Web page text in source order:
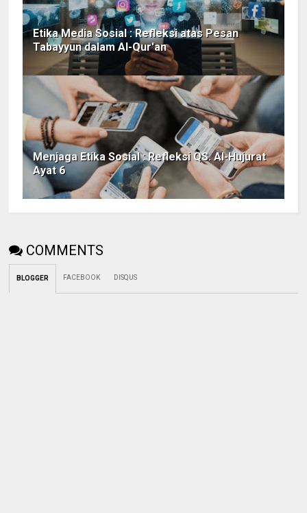
Etika Media Sosial : Refleksi atas Pesan
Tabayyun dalam Al-Qur'an
Menjaga Etika Sosial : Refleksi QS. Al-Hujurat
Ayat 6
COMMENTS
BLOGGER FACEBOOK DISQUS